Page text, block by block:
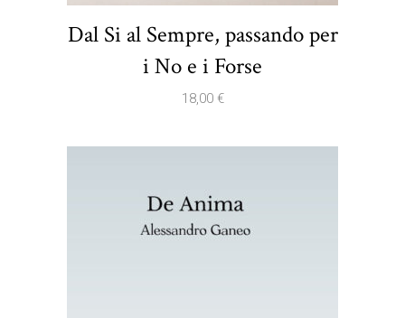
Dal Si al Sempre, passando per
i No e i Forse
18,00 €